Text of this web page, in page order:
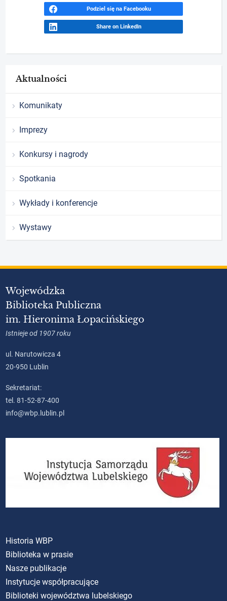
Podziel się na Facebooku
Share on LinkedIn
Aktualności
Komunikaty
Imprezy
Konkursy i nagrody
Spotkania
Wykłady i konferencje
Wystawy
Wojewódzka
Biblioteka Publiczna
im. Hieronima Łopacińskiego
Istnieje od 1907 roku
ul. Narutowicza 4
20-950 Lublin
Sekretariat:
tel. 81-52-87-400
info@wbp.lublin.pl
Historia WBP
Biblioteka w prasie
Nasze publikacje
Instytucje współpracujące
Biblioteki województwa lubelskiego